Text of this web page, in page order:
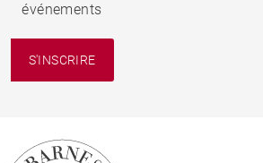
événements
S'INSCRIRE